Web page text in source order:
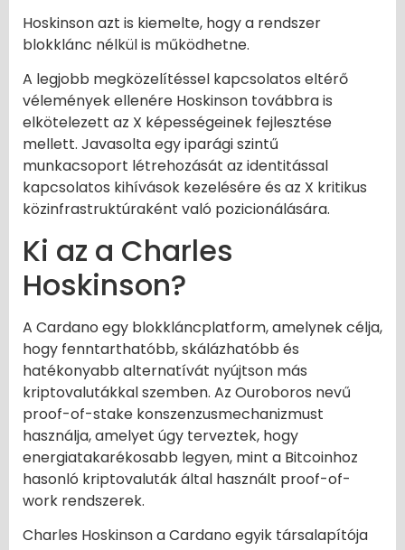
Hoskinson azt is kiemelte, hogy a rendszer
blokklánc nélkül is működhetne.
A legjobb megközelítéssel kapcsolatos eltérő
vélemények ellenére Hoskinson továbbra is
elkötelezett az X képességeinek fejlesztése
mellett. Javasolta egy iparági szintű
munkacsoport létrehozását az identitással
kapcsolatos kihívások kezelésére és az X kritikus
közinfrastruktúraként való pozicionálására.
Ki az a Charles
Hoskinson?
A Cardano egy blokkláncplatform, amelynek célja,
hogy fenntarthatóbb, skálázhatóbb és
hatékonyabb alternatívát nyújtson más
kriptovalutákkal szemben. Az Ouroboros nevű
proof-of-stake konszenzusmechanizmust
használja, amelyet úgy terveztek, hogy
energiatakarékosabb legyen, mint a Bitcoinhoz
hasonló kriptovaluták által használt proof-of-
work rendszerek.
Charles Hoskinson a Cardano egyik társalapítója